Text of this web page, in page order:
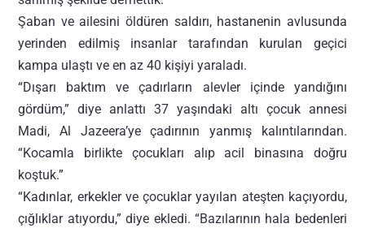
Şaban ve ailesini öldüren saldırı, hastanenin avlusunda
yerinden edilmiş insanlar tarafından kurulan geçici
kampa ulaştı ve en az 40 kişiyi yaraladı.
“Dışarı baktım ve çadırların alevler içinde yandığını
gördüm,” diye anlattı 37 yaşındaki altı çocuk annesi
Madi, Al Jazeera’ye çadırının yanmış kalıntılarından.
“Kocamla birlikte çocukları alıp acil binasına doğru
koştuk.”
“Kadınlar, erkekler ve çocuklar yayılan ateşten kaçıyordu,
çığlıklar atıyordu,” diye ekledi. “Bazılarının hala bedenleri